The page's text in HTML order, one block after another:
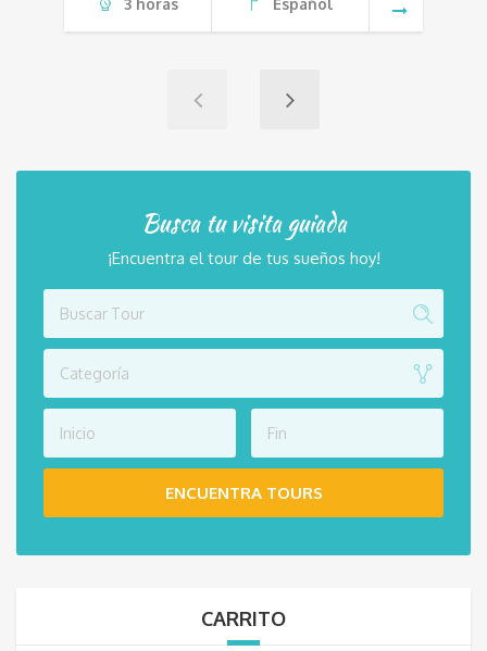
3 horas Español
Busca tu visita guiada
¡Encuentra el tour de tus sueños hoy!
Categoría
ENCUENTRA TOURS
CARRITO